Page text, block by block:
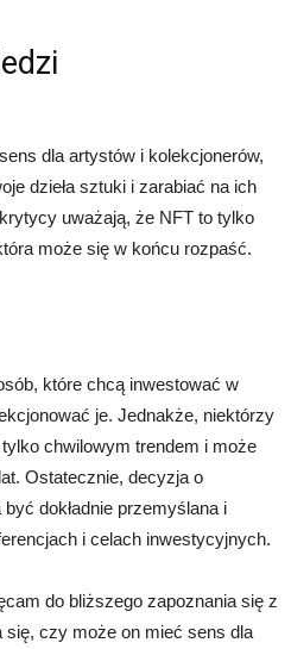
dla artystów i kolekcjonerów,
dzieła sztuki i zarabiać na ich
uważają, że NFT to tylko
może się w końcu rozpaść.
które chcą inwestować w
je. Jednakże, niektórzy
chwilowym trendem i może
Ostatecznie, decyzja o
dokładnie przemyślana i
i celach inwestycyjnych.
do bliższego zapoznania się z
się, czy może on mieć sens dla